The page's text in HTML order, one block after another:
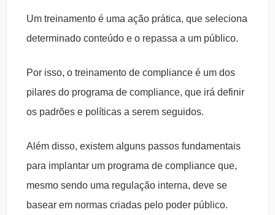
Um treinamento é uma ação prática, que seleciona
determinado conteúdo e o repassa a um público.
Por isso, o treinamento de compliance é um dos
pilares do programa de compliance, que irá definir
os padrões e políticas a serem seguidos.
Além disso, existem alguns passos fundamentais
para implantar um programa de compliance que,
mesmo sendo uma regulação interna, deve se
basear em normas criadas pelo poder público.